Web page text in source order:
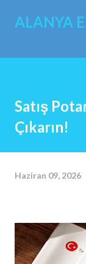
ALANYA
Satış
Çıkarın!
Haziran 09, 2026